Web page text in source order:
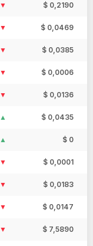
$ 0,2190
$ 0,0469
$ 0,0385
$ 0,0006
$ 0,0136
$ 0,0435
$ 0
$ 0,0001
$ 0,0183
$ 0,0147
$ 7,5890